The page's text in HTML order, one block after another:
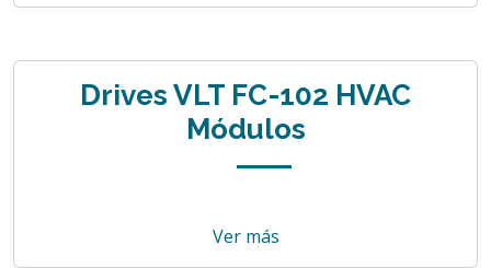
Drives VLT FC-102 HVAC
Módulos
Ver más